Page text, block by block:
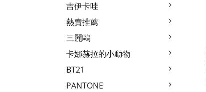
吉伊卡哇
熱賣推薦
三麗鷗
卡娜赫拉的小動物
BT21
PANTONE